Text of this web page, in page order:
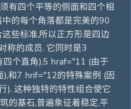
有四个平等的侧面和四个相
的每个角落都是完美的90
些标准,所以正方形是四边
称的成员. 它同时是3
个直角),5 hraf="11 (由于
),和7 hrif="12的特殊案例 (因
). 这种独特的特性组合使它
的基石,普遍象征着稳定,平